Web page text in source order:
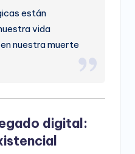
están
vida
nuestra muerte
digital: